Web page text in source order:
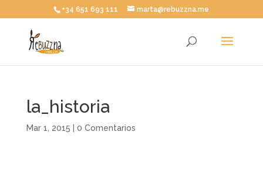
+34 651 693 111 marta@rebuzzna.me
la_historia
Mar 1, 2015 0 Comentarios